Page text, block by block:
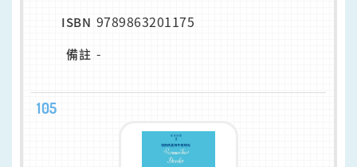
ISBN 9789863201175
備註 -
105